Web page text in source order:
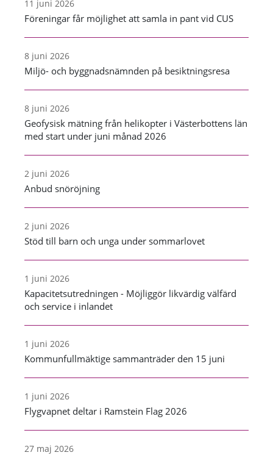
11 juni 2026
Föreningar får möjlighet att samla in pant vid CUS
8 juni 2026
Miljö- och byggnadsnämnden på besiktningsresa
8 juni 2026
Geofysisk mätning från helikopter i Västerbottens län
med start under juni månad 2026
2 juni 2026
Anbud snöröjning
2 juni 2026
Stöd till barn och unga under sommarlovet
1 juni 2026
Kapacitetsutredningen - Möjliggör likvärdig välfärd
och service i inlandet
1 juni 2026
Kommunfullmäktige sammanträder den 15 juni
1 juni 2026
Flygvapnet deltar i Ramstein Flag 2026
27 maj 2026